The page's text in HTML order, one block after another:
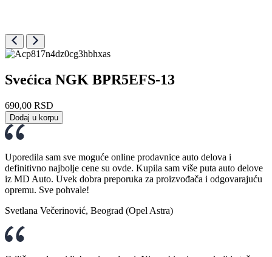
Svećica NGK BPR5EFS-13
690,00 RSD
Dodaj u korpu
Uporedila sam sve moguće online prodavnice auto delova i
definitivno najbolje cene su ovde. Kupila sam više puta auto delove
iz MD Auto. Uvek dobra preporuka za proizvođača i odgovarajuću
opremu. Sve pohvale!
Svetlana Večerinović, Beograd (Opel Astra)